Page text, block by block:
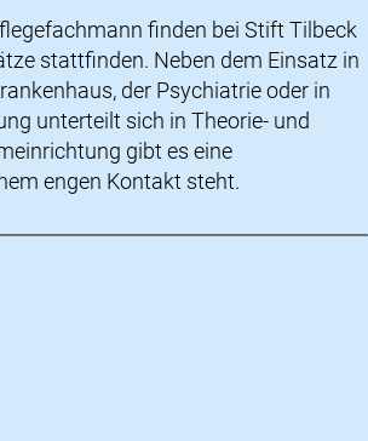
finden bei Stift Tilbeck
stattfinden. Neben dem Einsatz in
der Psychiatrie oder in
unterteilt sich in Theorie- und
gibt es eine
engen Kontakt steht.